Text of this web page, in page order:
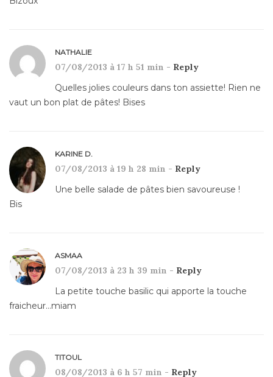
NATHALIE
07/08/2013 à 17 h 51 min - Reply
Quelles jolies couleurs dans ton assiette! Rien ne
vaut un bon plat de pâtes! Bises
KARINE D.
07/08/2013 à 19 h 28 min - Reply
Une belle salade de pâtes bien savoureuse !
Bis
ASMAA
07/08/2013 à 23 h 39 min - Reply
La petite touche basilic qui apporte la touche
fraicheur…miam
TITOUL
08/08/2013 à 6 h 57 min - Reply